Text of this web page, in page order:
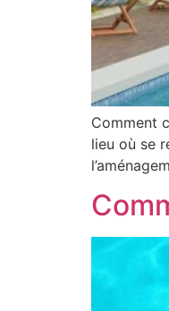
Comment
lieu où se